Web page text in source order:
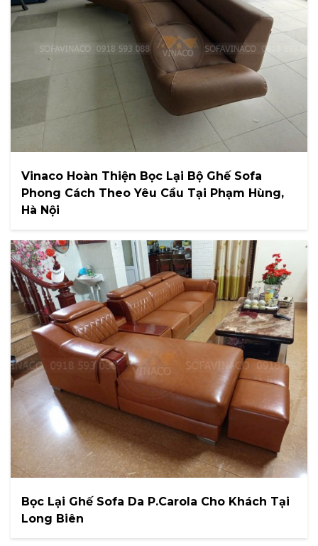
Vinaco Hoàn Thiện Bọc Lại Bộ Ghế Sofa
Phong Cách Theo Yêu Cầu Tại Phạm Hùng,
Hà Nội
Bọc Lại Ghế Sofa Da P.Carola Cho Khách Tại
Long Biên